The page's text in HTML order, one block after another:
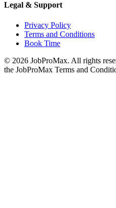
Legal & Support
Privacy Policy
Terms and Conditions
Book Time
© 2026 JobProMax. All rights
the JobProMax Terms and